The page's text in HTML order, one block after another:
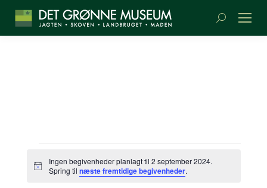
Søge:
BEGIVENHEDER
Meddelelse
Ingen begivenheder planlagt til 2 september 2024.
Spring til næste fremtidige begivenheder.